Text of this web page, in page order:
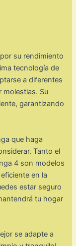
su rendimiento
tecnología de
a diferentes
molestias. Su
garantizando
que haga
Tanto el
4 son modelos
en la
estar seguro
tu hogar
se adapte a